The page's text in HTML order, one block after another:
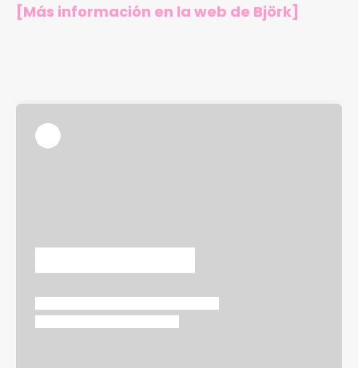
[Más información en la web de Björk]